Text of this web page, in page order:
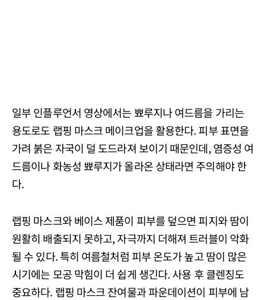
일부 인플루언서 영상에서는 뾰루지나 여드름을 가리는
용도로도 랩핑 마스크 메이크업을 활용한다. 피부 표면을
가려 붉은 자국이 덜 도드라져 보이기 때문인데, 염증성 여
드름이나 화농성 뾰루지가 올라온 상태라면 주의해야 한
다.
랩핑 마스크와 베이스 제품이 피부를 덮으면 피지와 땀이
원활히 배출되지 못하고, 자극까지 더해져 트러블이 악화
될 수 있다. 특히 여름철처럼 피부 온도가 높고 땀이 많은
시기에는 모공 막힘이 더 쉽게 생긴다. 사용 후 클렌징도
중요하다. 랩핑 마스크 잔여물과 파운데이션이 피부에 남